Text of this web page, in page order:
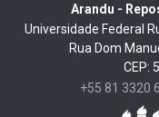
Arandu -
Universidade Federal
Rua Dom
CEP:
+55 81 3320